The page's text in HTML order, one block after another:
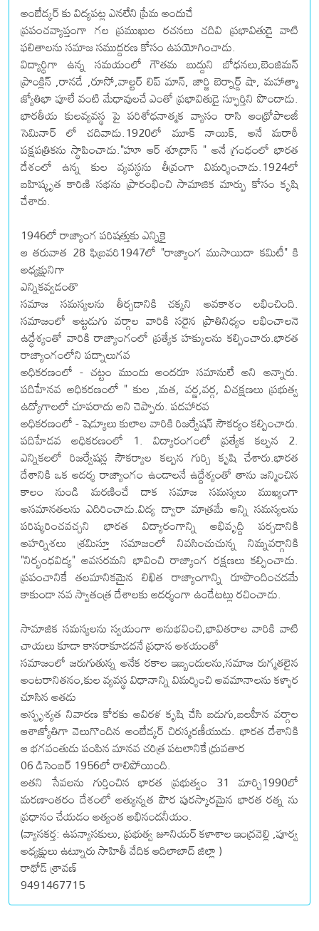
అంబేడ్కర్ కు విద్యపట్ల ఎనలేని ప్రేమ అందుచే
ప్రపంచవ్యాప్తంగా గల ప్రముఖుల రచనలు చదివి ప్రభావితుడై వాటి
ఫలితాలను సమాజ సముద్దరణ కోసం ఉపయోగించాడు.
విద్యార్థిగా ఉన్న సమయంలో గౌతమ బుద్దుని బోధనలు,బెంజిమన్
ప్రాంక్లిన్ ,రానడే ,రూసో,వాల్టర్ లిప్ మాన్, జార్జి బెర్నార్డ్ షా, మహాత్మా
జ్యోతిభా పూలే వంటి మేధావులచే ఎంతో ప్రభావితుడై స్ఫూర్తిని పొందాడు.
భారతీయ కులవ్యవస్థ పై పరిశోధనాత్మక వ్యాసం రాసి ఆంథ్రోపాలజీ
సెమినార్ లో చదివాడు.1920లో మూక్ నాయిక్, అనే మరాఠీ
పక్షపత్రికను స్థాపించాడు."హూ ఆర్ శూద్రాస్ " అనే గ్రంధంలో భారత
దేశంలో ఉన్న కుల వ్యవస్థను తీవ్రంగా విమర్శించాడు.1924లో
బహిష్కృత కారిణి సభను ప్రారంభించి సామాజిక మార్పు కోసం కృషి
చేశారు.
1946లో రాజ్యాంగ పరిషత్తుకు ఎన్నికై
ఆ తరువాత 28 ఫిబ్రవరి1947లో "రాజ్యాంగ ముసాయిదా కమిటీ" కి
అధ్యక్షునిగా
ఎన్నికవ్వడంతొ
సమాజ సమస్యలను తీర్చడానికి చక్కని అవకాశం లభించింది.
సమాజంలో అట్టడుగు వర్గాల వారికి సరైన ప్రాతినిధ్యం లభించాలనె
ఉద్ధేశ్యంతో వారికి రాజ్యాంగంలో ప్రత్యేక హక్కులను కల్పించారు.భారత
రాజ్యాంగంలోని పద్నాలుగవ
అధికరణంలో - చట్టం ముందు అందరూ సమానులే అని అన్నారు.
పదిహేనవ అధికరణంలో " కుల ,మత, వర్ణ,వర్గ, విచక్షణలు ప్రభుత్వ
ఉద్యోగాలలో చూపరాదు అని చెప్పారు. పదహారవ
అధికరణంలో - షెడ్యూలు కులాల వారికి రిజర్వేషన్ సౌకర్యం కల్పించారు.
పదిహేడవ అధికరణంలో 1. విద్యారంగంలో ప్రత్యేక కల్పన 2.
ఎన్నికలలో రిజర్వేషన్ల సౌకర్యాల కల్పన గుర్చి కృషి చేశారు.భారత
దేశానికి ఒక ఆదర్శ రాజ్యాంగం ఉండాలనే ఉద్దేశ్యంతో తాను జన్మించిన
కాలం నుండి మరణించే దాక సమాజ సమస్యలు ముఖ్యంగా
అసమానతలను ఎదిరించాడు.విద్య ద్వారా మాత్రమే అన్ని సమస్యలను
పరిష్కరించవచ్చని భారత విద్యారంగాన్ని అభివృద్ది పర్చడానికి
అహర్నిశలు శ్రమిస్తూ సమాజంలో నివసించుచున్న నిమ్నవర్గానికి
"నిర్భంధవిద్య" అవసరమని భావించి రాజ్యాంగ రక్షణలు కల్పించాడు.
ప్రపంచానికే తలమానికమైన లిఖిత రాజ్యాంగాన్ని రూపొందించడమే
కాకుండా నవ స్వాతంత్ర దేశాలకు ఆదర్శంగా ఉండేటట్లు రచించాడు.
సామాజిక సమస్యలను స్వయంగా అనుభవించి,భావితరాల వారికి వాటి
చాయలు కూడా కానరాకూడదనే ప్రధాన ఆశయంతో
సమాజంలో జరుగుతున్న అనేక రకాల ఇబ్బందులను,సమాజ రుగ్మతలైన
అంటరానితనం,కుల వ్యవస్థ విధానాన్ని విమర్శించి అవమానాలను కళ్ళార
చూసిన అతడు
అస్పృశ్యత నివారణ కోరకు అవిరళ కృషి చేసి బడుగు,బలహీన వర్గాల
ఆశాజ్యోతిగా వెలుగొందిన అంబేడ్కర్ చిరస్మరణీయుడు. భారత దేశానికి
ఆ భగవంతుడు పంపిన మానవ చరిత్ర పటలానికే ధ్రువతార
06 డిసెంబర్ 1956లో రాలిపోయింది.
అతని సేవలను గుర్తించిన భారత ప్రభుత్వం 31 మార్చి1990లో
మరణాంతరం దేశంలో అత్యున్నత పౌర పురస్కారమైన భారత రత్న ను
ప్రధానం చేయడం అత్యంత అభినందనీయం.
(వ్యాసకర్త: ఉపన్యాసకులు, ప్రభుత్వ జూనియర్ కళాశాల ఇంద్రవెల్లి ,పూర్వ
అధ్యక్షులు ఉట్నూరు సాహితీ వేదిక ఆదిలాబాద్ జిల్లా )
రాథోడ్ శ్రావణ్
9491467715